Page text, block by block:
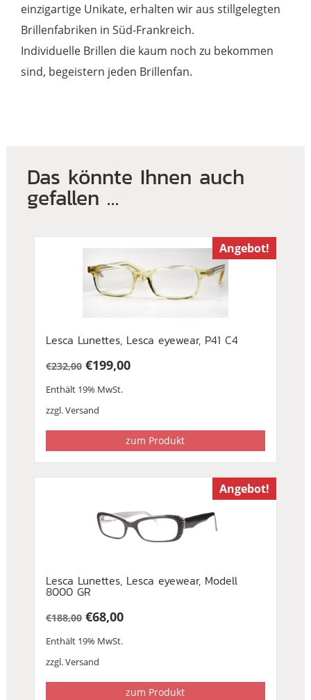
einzigartige Unikate, erhalten wir aus stillgelegten
Brillenfabriken in Süd-Frankreich.
Individuelle Brillen die kaum noch zu bekommen
sind, begeistern jeden Brillenfan.
Das könnte Ihnen auch
gefallen …
Angebot!
Lesca Lunettes, Lesca eyewear, P41 C4
€232,00
Preis
war:
€199,00
Preis
ist:
Enthält 19% MwSt.
zzgl.Versand
zum Produkt
Angebot!
Lesca Lunettes, Lesca eyewear, Modell
8000 GR
€188,00
Preis
war:
€68,00
Preis
ist:
Enthält 19% MwSt.
zzgl.Versand
zum Produkt